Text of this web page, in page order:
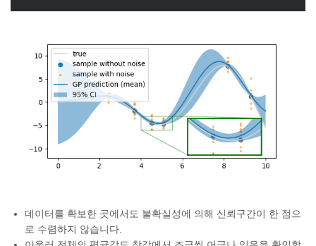
데이터를 확보한 곳에서도 불확실성에 의해 신뢰구간이 한 점으
로 수렴하지 않습니다.